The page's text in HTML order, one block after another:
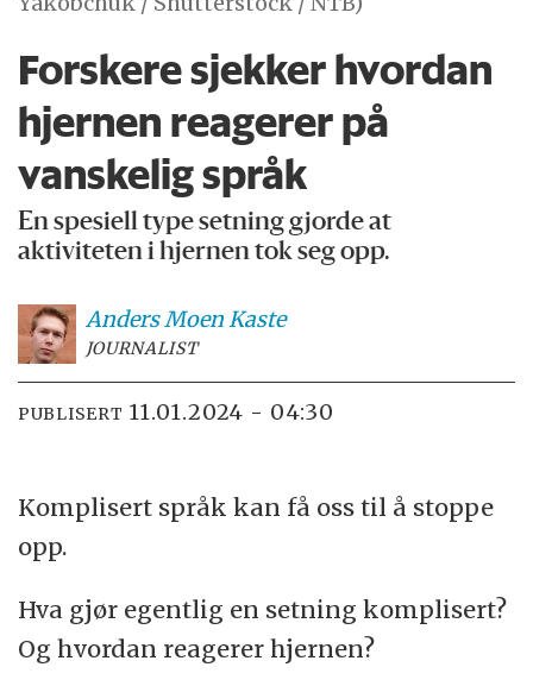
Forskere sjekker hvordan
hjernen reagerer på
vanskelig språk
En spesiell type setning gjorde at
aktiviteten i hjernen tok seg opp.
Anders MoenKaste
JOURNALIST
PUBLISERT 11.01.2024 - 04:30
Komplisert språk kan få oss til å stoppe
opp.
Hva gjør egentlig en setning komplisert?
Og hvordan reagerer hjernen?